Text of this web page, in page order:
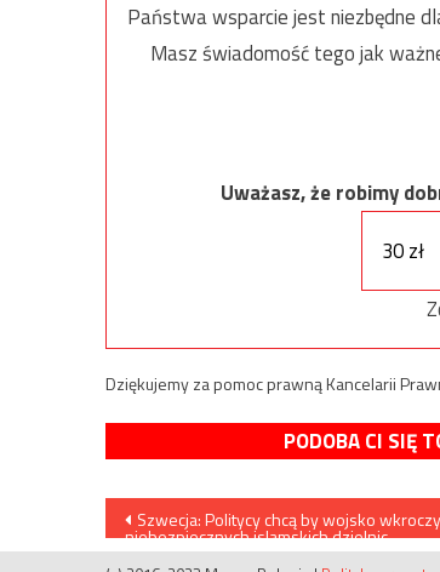
Państwa wsparcie jest niezbędne
Masz świadomość tego jak
Uważasz, że robimy
30 zł
Dziękujemy za pomoc prawną Kancelarii
PODOBA CI SIĘ
Nawigacja
Szwecja: Politycy chcą by wojsko
niebezpiecznych islamskich dzielnic